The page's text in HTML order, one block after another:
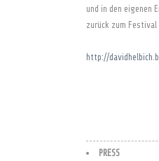
und in den eigenen
zurück zum
http://
PRESS